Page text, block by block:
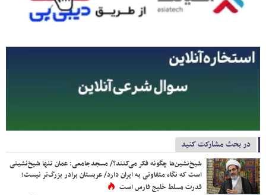
در بحث مشارکت کنید
شیخ‌نشین‌ها چگونه فکر می‌کنند؟/ مسجدجامعی: عمان تنها شیخ‌نشینی
است که نگاه متفاوتی به ایران دارد/ عربستان برادر بزرگ‌تر نیست؛
قدرت مسلط خلیج فارس است